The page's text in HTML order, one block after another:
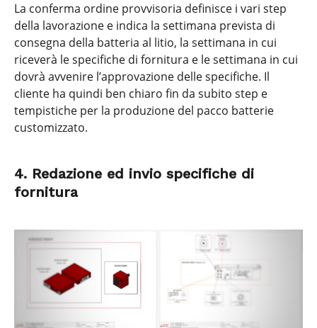
La conferma ordine provvisoria definisce i vari step
della lavorazione e indica la settimana prevista di
consegna della batteria al litio, la settimana in cui
riceverà le specifiche di fornitura e le settimana in cui
dovrà avvenire l’approvazione delle specifiche. Il
cliente ha quindi ben chiaro fin da subito step e
tempistiche per la produzione del pacco batterie
customizzato.
4. Redazione ed invio specifiche di
fornitura